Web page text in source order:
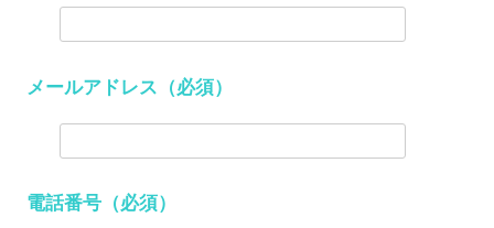
メールアドレス （必須）
電話番号（必須）